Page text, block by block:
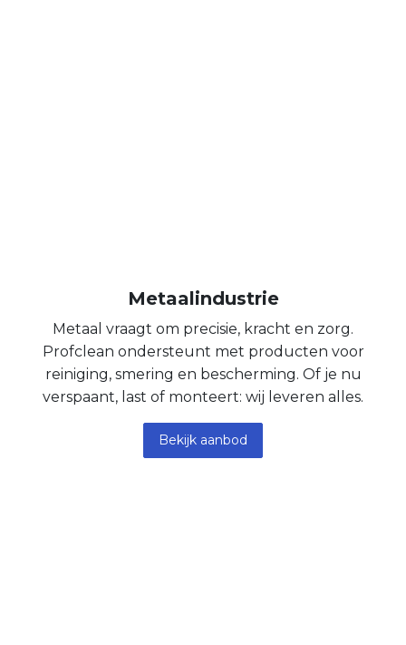
Metaalindustrie
Metaal vraagt om precisie, kracht en zorg.
Profclean ondersteunt met producten voor
reiniging, smering en bescherming. Of je nu
verspaant, last of monteert: wij leveren alles.
Bekijk aanbod